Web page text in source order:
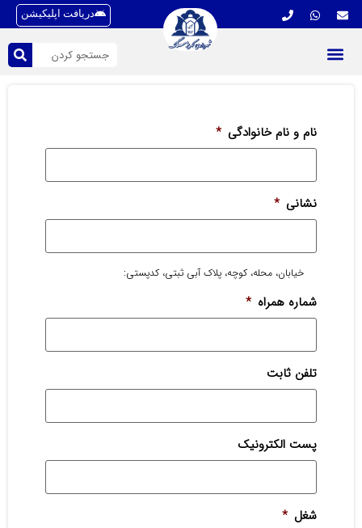
دریافت اپلیکیشن
نام و نام خانوادگی *
نشانی *
خیابان، محله، کوچه، پلاک آبی ثبتی، کدپستی:
شماره همراه *
تلفن ثابت
پست الکترونیک
شغل *